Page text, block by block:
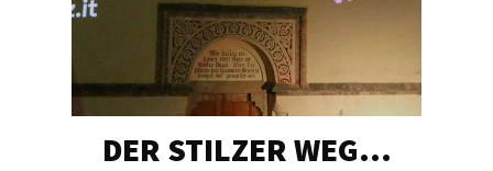
DER STILZER WEG…